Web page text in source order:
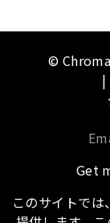
© Chroma
|
Get
このサイトで